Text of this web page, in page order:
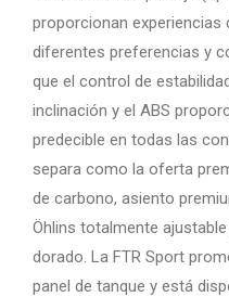
proporcionan experiencias
diferentes preferencias y
que el control de
inclinación y el ABS
predecible en todas las
separa como la oferta
de carbono, asiento
Öhlins totalmente
dorado. La FTR Sport
panel de tanque y está